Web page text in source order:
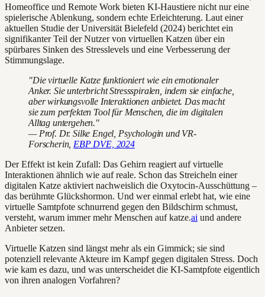
Homeoffice und Remote Work bieten KI-Haustiere nicht nur eine
spielerische Ablenkung, sondern echte Erleichterung. Laut einer
aktuellen Studie der Universität Bielefeld (2024) berichtet ein
signifikanter Teil der Nutzer von virtuellen Katzen über ein
spürbares Sinken des Stresslevels und eine Verbesserung der
Stimmungslage.
"Die virtuelle Katze funktioniert wie ein emotionaler
Anker. Sie unterbricht Stressspiralen, indem sie einfache,
aber wirkungsvolle Interaktionen anbietet. Das macht
sie zum perfekten Tool für Menschen, die im digitalen
Alltag untergehen."
— Prof. Dr. Silke Engel, Psychologin und VR-
Forscherin, EBP DVE, 2024
Der Effekt ist kein Zufall: Das Gehirn reagiert auf virtuelle
Interaktionen ähnlich wie auf reale. Schon das Streicheln einer
digitalen Katze aktiviert nachweislich die Oxytocin-Ausschüttung –
das berühmte Glückshormon. Und wer einmal erlebt hat, wie eine
virtuelle Samtpfote schnurrend gegen den Bildschirm schmust,
versteht, warum immer mehr Menschen auf katze.ai und andere
Anbieter setzen.
Virtuelle Katzen sind längst mehr als ein Gimmick; sie sind
potenziell relevante Akteure im Kampf gegen digitalen Stress. Doch
wie kam es dazu, und was unterscheidet die KI-Samtpfote eigentlich
von ihren analogen Vorfahren?